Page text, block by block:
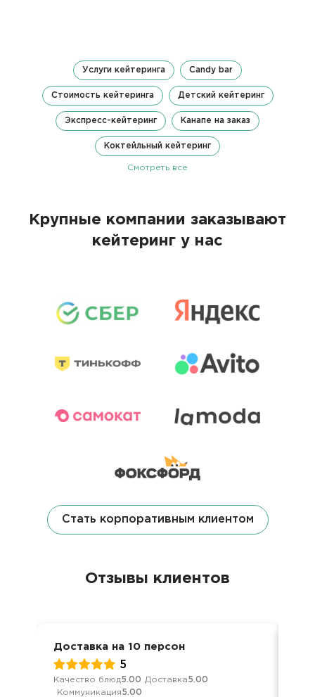
Услуги кейтеринга Candy bar
Стоимость кейтеринга Детский кейтеринг
Экспресс-кейтеринг Канапе на заказ
Коктейльный кейтеринг
Смотреть все
Крупные компании заказывают
кейтеринг у нас
Стать корпоративным клиентом
Отзывы клиентов
Доставка на 10 персон
5
Качество блюд5.00 Доставка5.00
Коммуникация5.00